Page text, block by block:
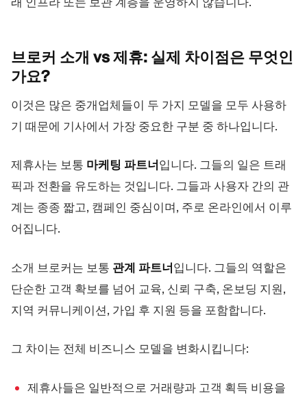
브로커 소개 vs 제휴: 실제 차이점은 무엇인
가요?
이것은 많은 중개업체들이 두 가지 모델을 모두 사용하
기 때문에 기사에서 가장 중요한 구분 중 하나입니다.
제휴사는 보통 마케팅 파트너입니다. 그들의 일은 트래
픽과 전환을 유도하는 것입니다. 그들과 사용자 간의 관
계는 종종 짧고, 캠페인 중심이며, 주로 온라인에서 이루
어집니다.
소개 브로커는 보통 관계 파트너입니다. 그들의 역할은
단순한 고객 확보를 넘어 교육, 신뢰 구축, 온보딩 지원,
지역 커뮤니케이션, 가입 후 지원 등을 포함합니다.
그 차이는 전체 비즈니스 모델을 변화시킵니다:
제휴사들은 일반적으로 거래량과 고객 획득 비용을